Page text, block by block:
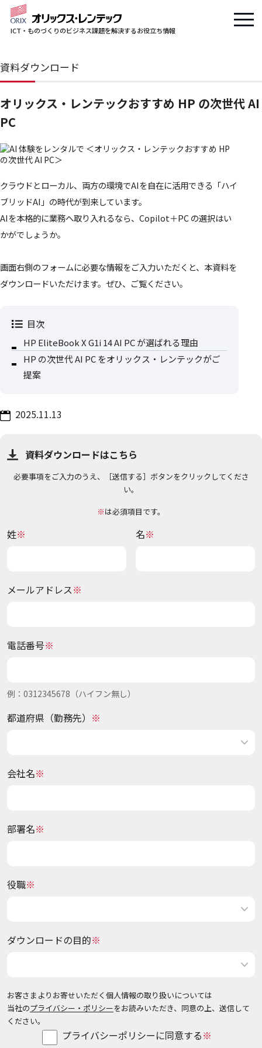
ICT・ものづくりのビジネス課題を解決するお役立ち情報
資料ダウンロード
オリックス・レンテックおすすめ HP の次世代 AI
PC
クラウドとローカル、両方の環境でAIを自在に活用できる「ハイ
ブリッドAI」の時代が到来しています。
AIを本格的に業務へ取り入れるなら、Copilot＋PC の選択はい
かがでしょうか。
画面右側のフォームに必要な情報をご入力いただくと、本資料を
ダウンロードいただけます。ぜひ、ご覧ください。
目次
HP EliteBook X G1i 14 AI PC が選ばれる理由
HP の次世代 AI PC をオリックス・レンテックがご
提案
2025.11.13
資料ダウンロードはこちら
必要事項をご入力のうえ、［送信する］ボタンをクリックしてくださ
い。
※は必須項目です。
姓 名
メールアドレス
電話番号
例：0312345678（ハイフン無し）
都道府県（勤務先）
会社名
部署名
役職
ダウンロードの目的
お客さまよりお寄せいただく個人情報の取り扱いについては
当社のプライバシー・ポリシーをお読みいただき、同意の上、送信して
ください。
プライバシーポリシーに同意する